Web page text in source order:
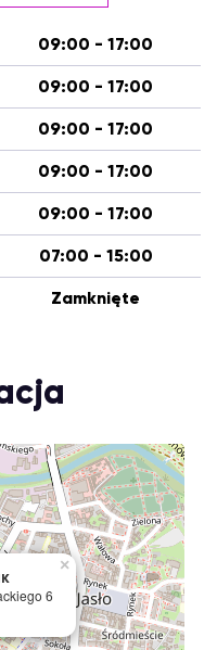
09:00 - 17:00
09:00 - 17:00
09:00 - 17:00
09:00 - 17:00
09:00 - 17:00
07:00 - 15:00
Zamknięte
6
×